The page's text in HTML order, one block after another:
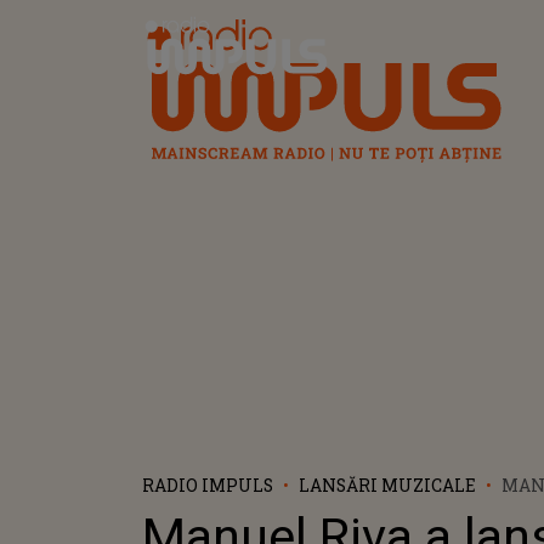
Radio Impuls
RADIO IMPULS LANSĂRI MUZICALE